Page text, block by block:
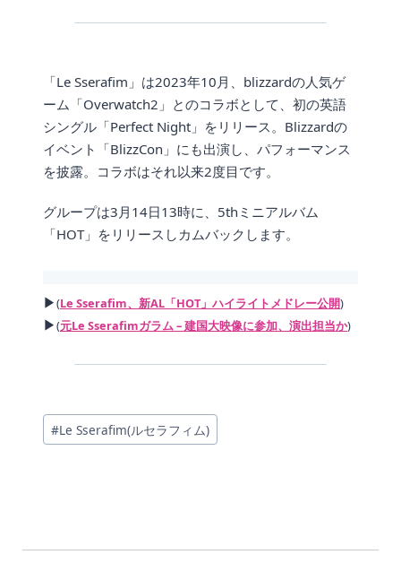
「Le Sserafim」は2023年10月、blizzardの人気ゲ
ーム「Overwatch2」とのコラボとして、初の英語
シングル「Perfect Night」をリリース。Blizzardの
イベント「BlizzCon」にも出演し、パフォーマンス
を披露。コラボはそれ以来2度目です。
グループは3月14日13時に、5thミニアルバム
「HOT」をリリースしカムバックします。
▶(Le Sserafim、新AL「HOT」ハイライトメドレー公開)
▶(元Le Sserafimガラム – 建国大映像に参加、演出担当か)
投
稿
#Le Sserafim(ルセラフィム)